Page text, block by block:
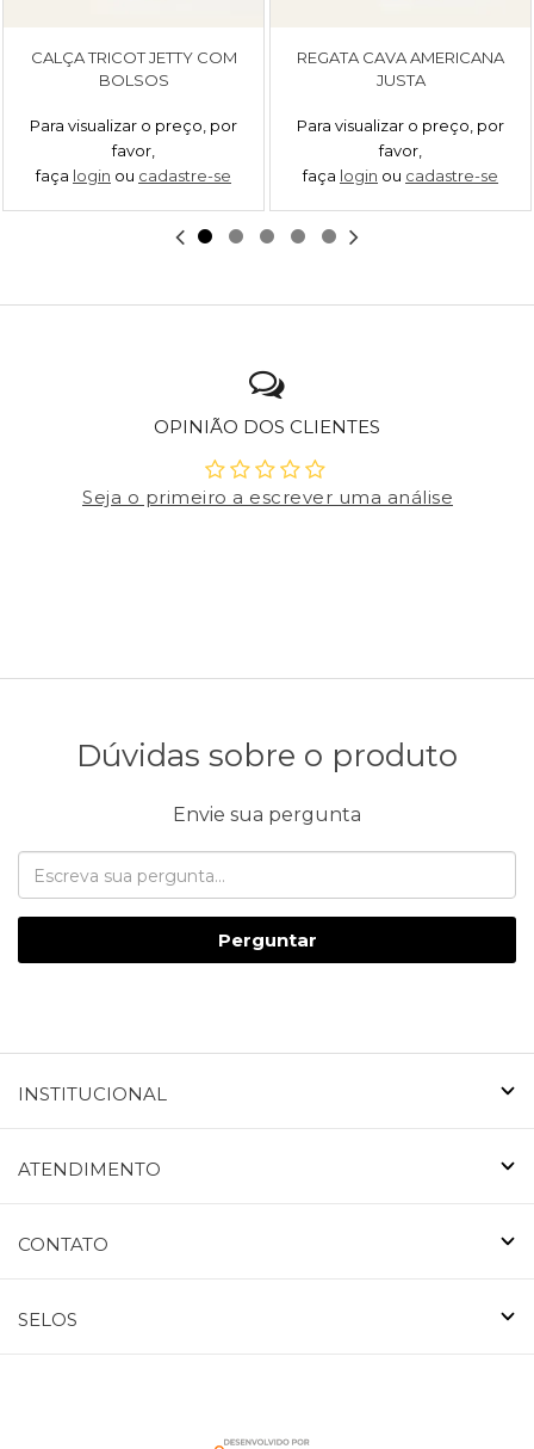
CALÇA TRICOT JETTY COM
BOLSOS
Para visualizar o preço, por
favor,
faça login ou cadastre-se
REGATA CAVA AMERICANA
JUSTA
Para visualizar o preço, por
favor,
faça login ou cadastre-se
OPINIÃO DOS CLIENTES
Seja o primeiro a escrever uma análise
Dúvidas sobre o produto
Envie sua pergunta
Perguntar
INSTITUCIONAL
ATENDIMENTO
CONTATO
SELOS